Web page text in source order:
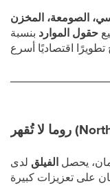
الصومعة، المخزن
حقول الموارد بنسبة
يحصل الفيلق لدى